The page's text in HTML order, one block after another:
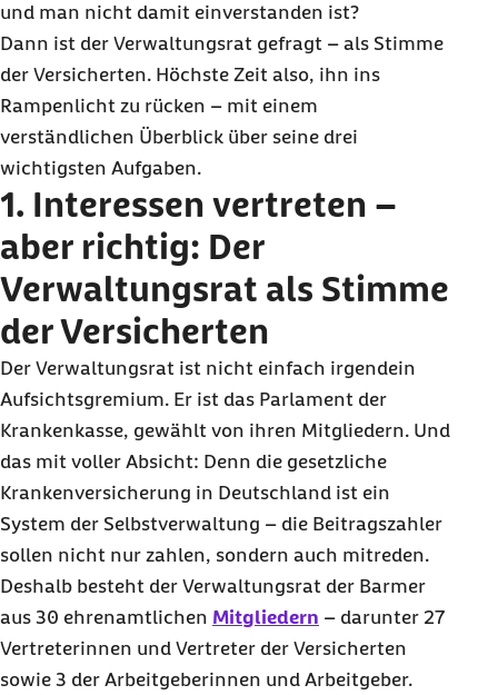
und man nicht damit einverstanden ist?
Dann ist der Verwaltungsrat gefragt – als Stimme
der Versicherten. Höchste Zeit also, ihn ins
Rampenlicht zu rücken – mit einem
verständlichen Überblick über seine drei
wichtigsten Aufgaben.
1. Interessen vertreten –
aber richtig: Der
Verwaltungsrat als Stimme
der Versicherten
Der Verwaltungsrat ist nicht einfach irgendein
Aufsichtsgremium. Er ist das Parlament der
Krankenkasse, gewählt von ihren Mitgliedern. Und
das mit voller Absicht: Denn die gesetzliche
Krankenversicherung in Deutschland ist ein
System der Selbstverwaltung – die Beitragszahler
sollen nicht nur zahlen, sondern auch mitreden.
Deshalb besteht der Verwaltungsrat der Barmer
aus 30 ehrenamtlichen Mitgliedern – darunter 27
Vertreterinnen und Vertreter der Versicherten
sowie 3 der Arbeitgeberinnen und Arbeitgeber.